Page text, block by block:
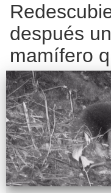
después
mamífero